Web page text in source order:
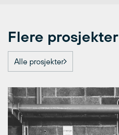
Flere prosjekter
Alle prosjekter